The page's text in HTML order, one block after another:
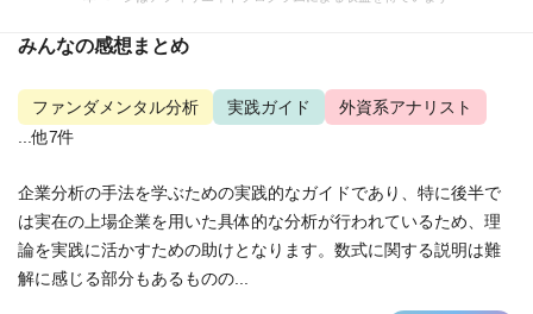
みんなの感想まとめ
ファンダメンタル分析 実践ガイド
外資系アナリスト
...他7件
企業分析の手法を学ぶための実践的なガイドであり、特に後半で
は実在の上場企業を用いた具体的な分析が行われているため、理
論を実践に活かすための助けとなります。数式に関する説明は難
解に感じる部分もあるものの...